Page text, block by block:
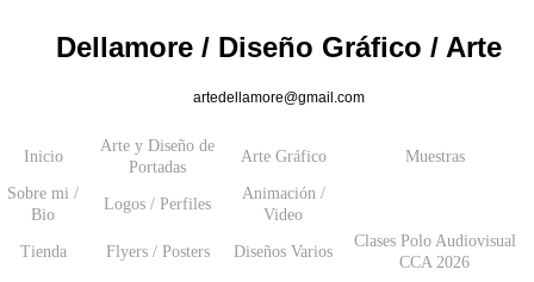
Dellamore / Diseño Gráfico / Arte
artedellamore@gmail.com
Inicio
Arte y Diseño de
Portadas
Arte Gráfico Muestras
Sobre mi /
Bio
Logos / Perfiles
Animación /
Video
Tienda Flyers / Posters Diseños Varios
Clases Polo Audiovisual
CCA 2026